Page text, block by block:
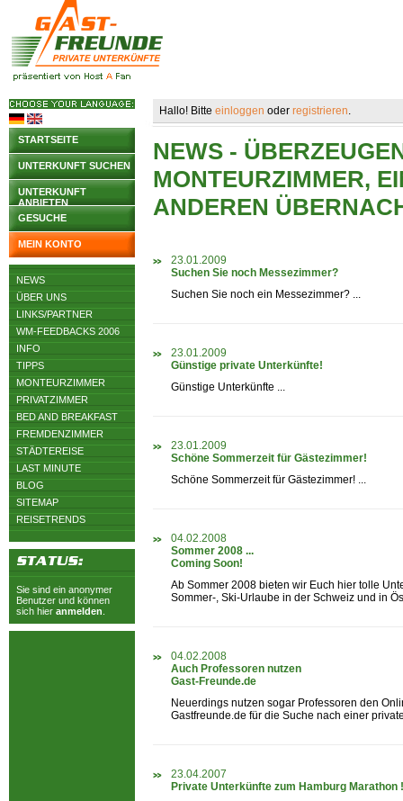
STARTSEITE
UNTERKUNFT SUCHEN
UNTERKUNFT
ANBIETEN
GESUCHE
MEIN KONTO
NEWS
ÜBER UNS
LINKS/PARTNER
WM-FEEDBACKS 2006
INFO
TIPPS
MONTEURZIMMER
PRIVATZIMMER
BED AND BREAKFAST
FREMDENZIMMER
STÄDTEREISE
LAST MINUTE
BLOG
SITEMAP
REISETRENDS
Sie sind ein anonymer
Benutzer und können
sich hier anmelden
Hallo! Bitte einloggen oder registrieren.
NEWS -
MONTEURZIMMER,
ANDEREN
23.01.2009
Suchen Sie noch Messezimmer?
Suchen Sie noch ein Messezimmer? ...
23.01.2009
Günstige private Unterkünfte!
Günstige Unterkünfte ...
23.01.2009
Schöne Sommerzeit für Gästezimmer!
Schöne Sommerzeit für Gästezimmer! ...
04.02.2008
Sommer 2008 ...
Coming Soon!
Ab Sommer 2008 bieten wir Euch hier tolle
Sommer-, Ski-Urlaube in der Schweiz und in
04.02.2008
Auch Professoren nutzen
Gast-Freunde.de
Neuerdings nutzen sogar Professoren den
Gastfreunde.de für die Suche nach einer
23.04.2007
Private Unterkünfte zum Hamburg Marathon